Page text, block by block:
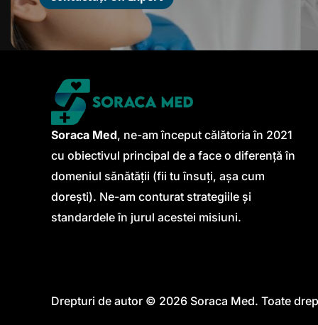
Soraca Med, ne-am început călătoria în 2021
cu obiectivul principal de a face o diferență în
domeniul sănătății (fii tu însuți, așa cum
dorești). Ne-am conturat strategiile și
standardele în jurul acestei misiuni.
Drepturi de autor © 2026 Soraca Med. Toate